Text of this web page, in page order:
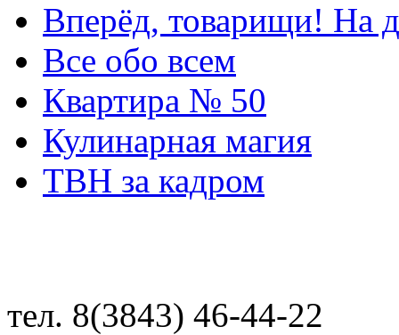
Вперёд, товарищи! На
Все обо всем
Квартира № 50
Кулинарная магия
ТВН за кадром
тел. 8(3843) 46-44-22